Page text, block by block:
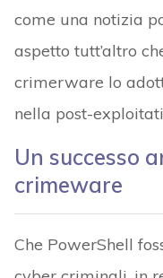
come una notizia
aspetto tutt’altro
crimerware lo
nella post-
Un successo
crimeware
Che PowerShell